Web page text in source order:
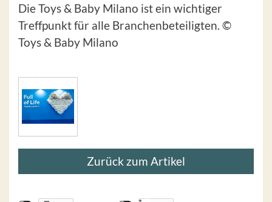
Die Toys & Baby Milano ist ein wichtiger
Treffpunkt für alle Branchenbeteiligten. ©
Toys & Baby Milano
Zurück zum Artikel